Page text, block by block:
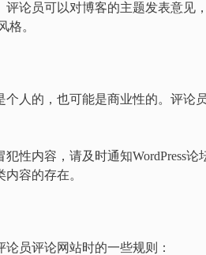
论员可以对博客的主题发表意见
格。
人的，也可能是商业性的。评论
性内容，请及时通知WordPress
容的存在。
员评论网站时的一些规则：